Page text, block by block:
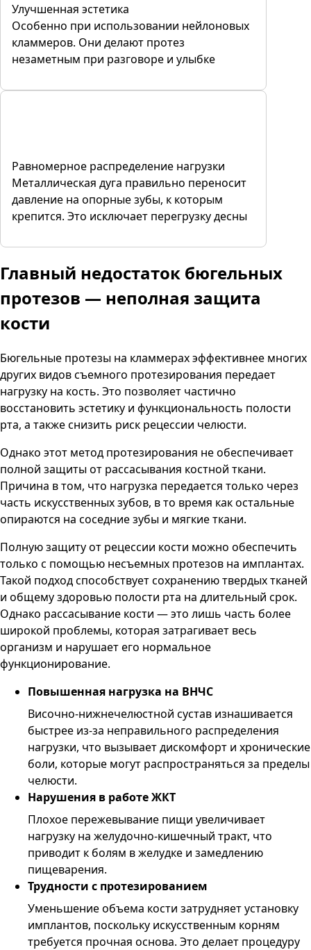
Улучшенная эстетика
Особенно при использовании нейлоновых
кламмеров. Они делают протез
незаметным при разговоре и улыбке
Равномерное распределение нагрузки
Металлическая дуга правильно переносит
давление на опорные зубы, к которым
крепится. Это исключает перегрузку десны
Главный недостаток бюгельных
протезов — неполная защита
кости
Бюгельные протезы на кламмерах эффективнее многих
других видов съемного протезирования передает
нагрузку на кость. Это позволяет частично
восстановить эстетику и функциональность полости
рта, а также снизить риск рецессии челюсти.
Однако этот метод протезирования не обеспечивает
полной защиты от рассасывания костной ткани.
Причина в том, что нагрузка передается только через
часть искусственных зубов, в то время как остальные
опираются на соседние зубы и мягкие ткани.
Полную защиту от рецессии кости можно обеспечить
только с помощью несъемных протезов на имплантах.
Такой подход способствует сохранению твердых тканей
и общему здоровью полости рта на длительный срок.
Однако рассасывание кости — это лишь часть более
широкой проблемы, которая затрагивает весь
организм и нарушает его нормальное
функционирование.
Повышенная нагрузка на ВНЧС
Височно-нижнечелюстной сустав изнашивается
быстрее из-за неправильного распределения
нагрузки, что вызывает дискомфорт и хронические
боли, которые могут распространяться за пределы
челюсти.
Нарушения в работе ЖКТ
Плохое пережевывание пищи увеличивает
нагрузку на желудочно-кишечный тракт, что
приводит к болям в желудке и замедлению
пищеварения.
Трудности с протезированием
Уменьшение объема кости затрудняет установку
имплантов, поскольку искусственным корням
требуется прочная основа. Это делает процедуру